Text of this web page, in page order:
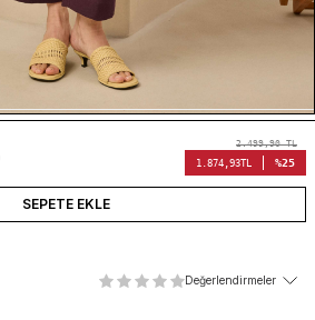
2.499,90TL
1.874,93TL %25
SEPETE EKLE
Değerlendirmeler